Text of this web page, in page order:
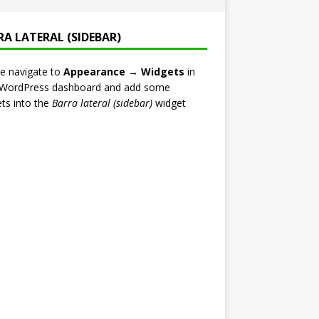
LATERAL (SIDEBAR)
navigate to Appearance → Widgets in
dashboard and add some
into the Barra lateral (sidebar)widget